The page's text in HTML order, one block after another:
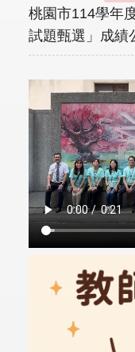
桃園市114學年
試題甄選」成績